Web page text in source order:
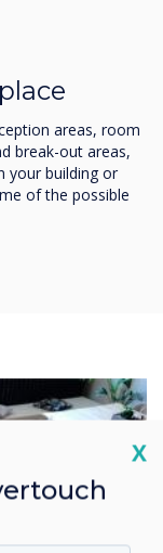
areas, room
break-out areas,
your building or
of the possible
X